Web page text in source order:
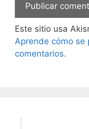
Este sitio usa
Aprende cómo se
comentarios.